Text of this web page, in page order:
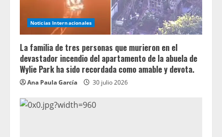
Noticias Internacionales
La familia de tres personas que murieron en el
devastador incendio del apartamento de la abuela de
Wylie Park ha sido recordada como amable y devota.
Ana Paula García 30 julio 2026